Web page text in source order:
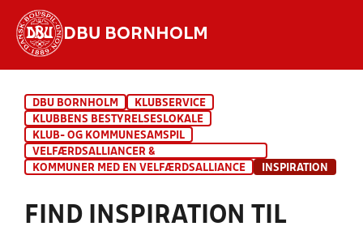
DBU BORNHOLM
INDHOLD OG NYHEDER
STILLINGER, RESULTATER, KLUBBER OG
HOLD
DBU BORNHOLM
KLUBSERVICE
KLUBBENS BESTYRELSESLOKALE
KLUB- OG KOMMUNESAMSPIL
VELFÆRDSALLIANCER &
KOMMUNESAMARBEJDER
KOMMUNER MED EN VELFÆRDSALLIANCE INSPIRATION
FIND INSPIRATION TIL